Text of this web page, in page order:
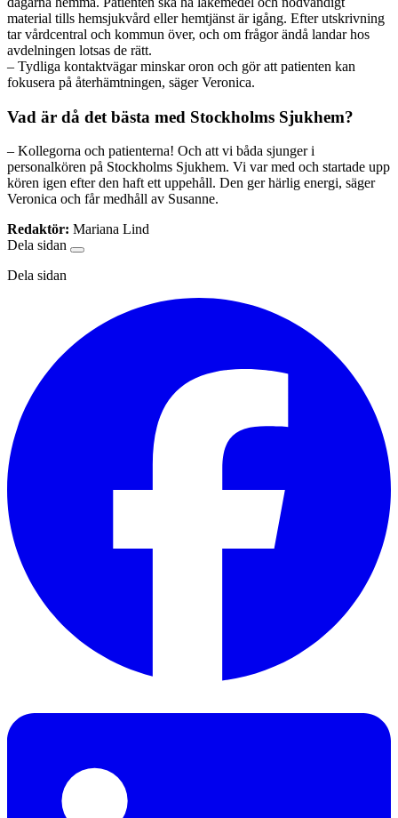
material tills hemsjukvård eller hemtjänst är igång. Efter utskrivning
tar vårdcentral och kommun över, och om frågor ändå landar hos
avdelningen lotsas de rätt.
– Tydliga kontaktvägar minskar oron och gör att patienten kan
fokusera på återhämtningen, säger Veronica.
Vad är då det bästa med Stockholms Sjukhem?
– Kollegorna och patienterna! Och att vi båda sjunger i
personalkören på Stockholms Sjukhem. Vi var med och startade upp
kören igen efter den haft ett uppehåll. Den ger härlig energi, säger
Veronica och får medhåll av Susanne.
Redaktör: Mariana Lind
Dela sidan
Dela sidan